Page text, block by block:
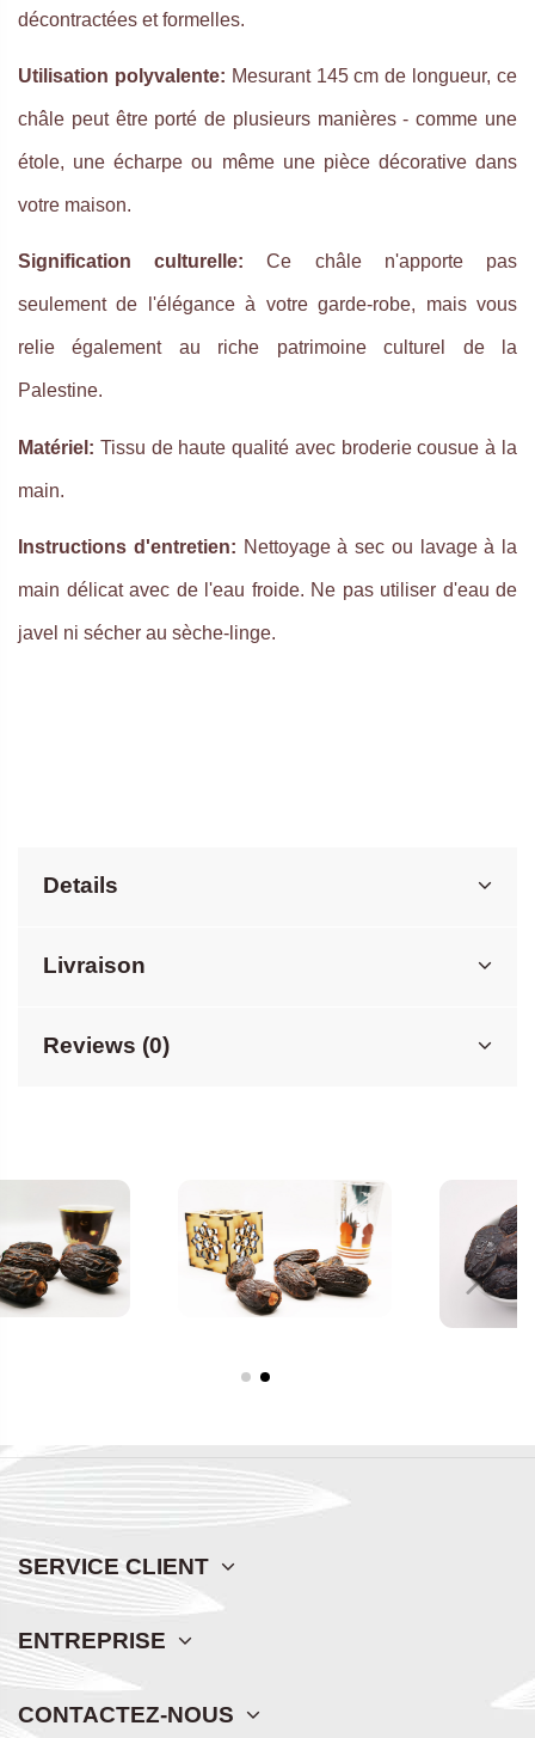
décontractées et formelles.
Utilisation polyvalente: Mesurant 145 cm de longueur, ce
châle peut être porté de plusieurs manières - comme une
étole, une écharpe ou même une pièce décorative dans
votre maison.
Signification culturelle: Ce châle n'apporte pas
seulement de l'élégance à votre garde-robe, mais vous
relie également au riche patrimoine culturel de la
Palestine.
Matériel: Tissu de haute qualité avec broderie cousue à la
main.
Instructions d'entretien: Nettoyage à sec ou lavage à la
main délicat avec de l'eau froide. Ne pas utiliser d'eau de
javel ni sécher au sèche-linge.
Details
Livraison
Reviews (0)
SERVICE CLIENT
ENTREPRISE
CONTACTEZ-NOUS